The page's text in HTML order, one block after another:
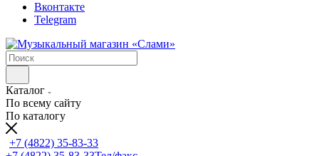
Вконтакте
Telegram
Каталог
По всему сайту
По каталогу
+7 (4822) 35-83-33